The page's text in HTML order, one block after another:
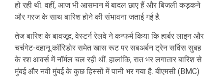
हो रही थी. वहीं, आज भी आसमान में बादल छाए हैं और बिजली कड़कने
और गरज के साथ बारिश होने की संभावना जताई गई है.
तेज बारिश के बावजूद, वेस्टर्न रेलवे ने कन्फर्म किया कि हार्बर लाइन और
चर्चगेट-दहानू कॉरिडोर समेत खास रूट पर सबअर्बन ट्रेन सर्विस सुबह
के रश आवर्स में नॉर्मल चल रही थीं. हालांकि, रात भर लगातार बारिश से
मुंबई और नवी मुंबई के कुछ हिस्सों में पानी भर गया है. बीएमसी (BMC)